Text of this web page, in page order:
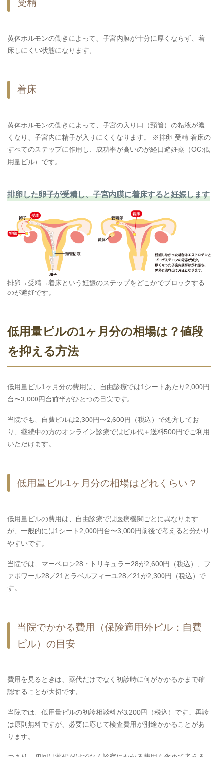
受精
黄体ホルモンの働きによって、子宮内膜が十分に厚くならず、着
床しにくい状態になります。
着床
黄体ホルモンの働きによって、子宮の入り口（頸管）の粘液が濃
くなり、子宮内に精子が入りにくくなります。 ※排卵 受精 着床の
すべてのステップに作用し、成功率が高いのが経口避妊薬（OC:低
用量ピル）です。
排卵した卵子が受精し、子宮内膜に着床すると妊娠します
排卵→受精→着床という妊娠のステップをどこかでブロックする
のが避妊です。
低用量ピルの1ヶ月分の相場は？値段
を抑える方法
低用量ピル1ヶ月分の費用は、自由診療では1シートあたり2,000円
台〜3,000円台前半がひとつの目安です。
当院でも、自費ピルは2,300円〜2,600円（税込）で処方してお
り、継続中の方のオンライン診療ではピル代＋送料500円でご利用
いただけます。
低用量ピル1ヶ月分の相場はどれくらい？
低用量ピルの費用は、自由診療では医療機関ごとに異なります
が、一般的には1シート2,000円台〜3,000円前後で考えると分かり
やすいです。
当院では、マーベロン28・トリキュラー28が2,600円（税込）、フ
ァボワール28／21とラベルフィーユ28／21が2,300円（税込）で
す。
当院でかかる費用（保険適用外ピル：自費
ピル）の目安
費用を見るときは、薬代だけでなく初診時に何がかかるかまで確
認することが大切です。
当院では、低用量ピルの初診相談料が3,200円（税込）です。再診
は原則無料ですが、必要に応じて検査費用が別途かかることがあ
ります。